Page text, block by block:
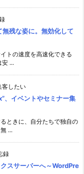
残な姿に。無効化して
トの速度を高速化できる
安 ...
客したい
、イベントやセミナー集
ときに、自分たちで独自の
...
録
スサーバーへ～WordPre